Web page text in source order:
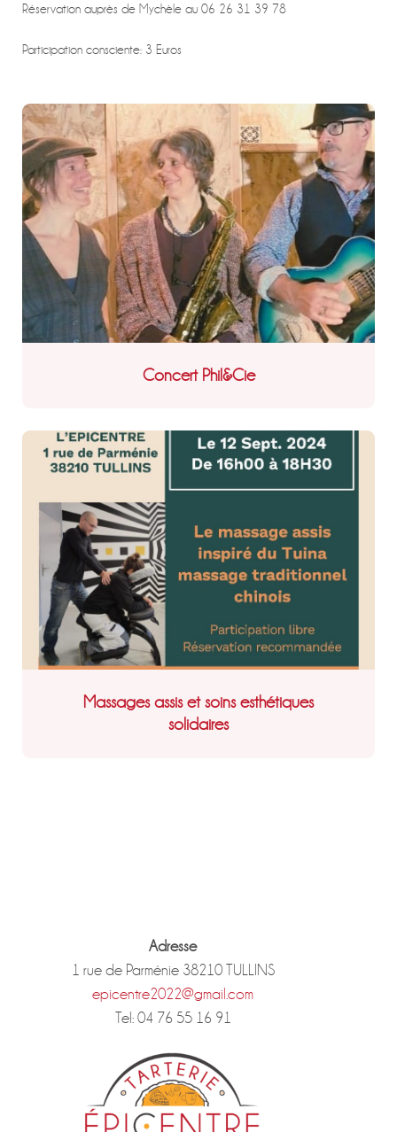
Réservation auprès de Mychèle au 06 26 31 39 78
Participation consciente: 3 Euros
Concert Phil&Cie
Massages assis et soins esthétiques
solidaires
Adresse
1 rue de Parménie 38210 TULLINS
epicentre2022@gmail.com
Tel: 04 76 55 16 91